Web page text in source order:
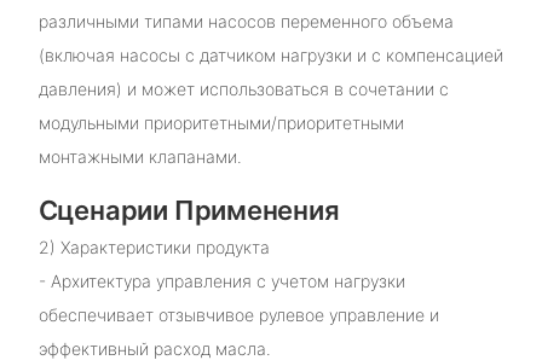
различными типами насосов переменного объема
(включая насосы с датчиком нагрузки и с компенсацией
давления) и может использоваться в сочетании с
модульными приоритетными/приоритетными
монтажными клапанами.
Сценарии Применения
2) Характеристики продукта
- Архитектура управления с учетом нагрузки
обеспечивает отзывчивое рулевое управление и
эффективный расход масла.